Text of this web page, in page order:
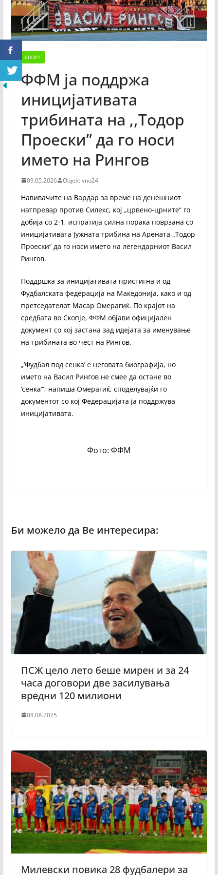
СПОРТ
ФФМ ја поддржа
иницијативата
трибината на ,,Тодор
Проески” да го носи
името на Рингов
09.05.2026 Objektivno24
Навивачите на Вардар за време на денешниот
натпревар против Силекс, кој „црвено-црните“ го
добија со 2-1, испратија силна порака поврзана со
иницијативата Јужната трибина на Арената „Тодор
Проески“ да го носи името на легендарниот Васил
Рингов.
Поддршка за иницијативата пристигна и од
Фудбалската федерација на Македонија, како и од
претседателот Масар Омерагиќ. По крајот на
средбата во Скопје, ФФМ објави официјален
документ со кој застана зад идејата за именување
на трибината во чест на Рингов.
„’Фудбал под сенка’ е неговата биографија, но
името на Васил Рингов не смее да остане во
‘сенка’“, напиша Омерагиќ, споделувајќи го
документот со кој Федерацијата ја поддржува
иницијативата.
Фото: ФФМ
ПСЖ цело лето беше мирен и за 24
часа договори две засилувања
вредни 120 милиони
08.08.2025
Милевски повика 28 фудбалери за